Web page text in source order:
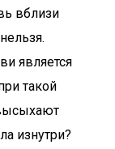
вблизи
является
такой
изнутри?